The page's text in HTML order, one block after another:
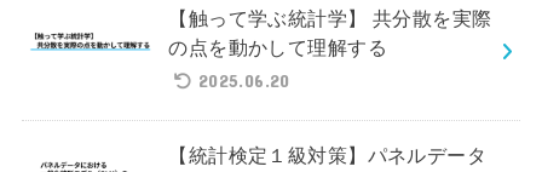
【触って学ぶ統計学】 共分散を実際
の点を動かして理解する
2025.06.20
【統計検定１級対策】パネルデータ